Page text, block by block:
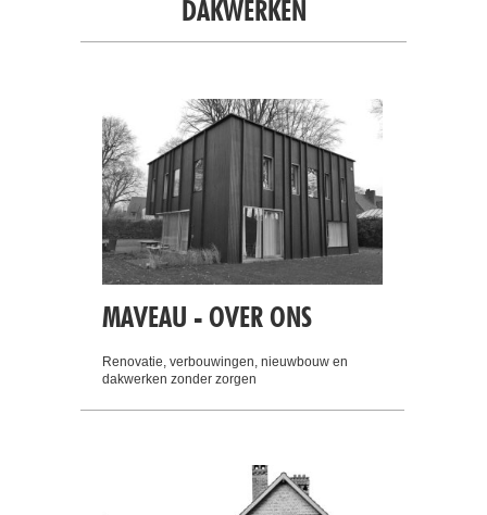
MAVEAU - OVER ONS
Renovatie, verbouwingen, nieuwbouw en
dakwerken zonder zorgen